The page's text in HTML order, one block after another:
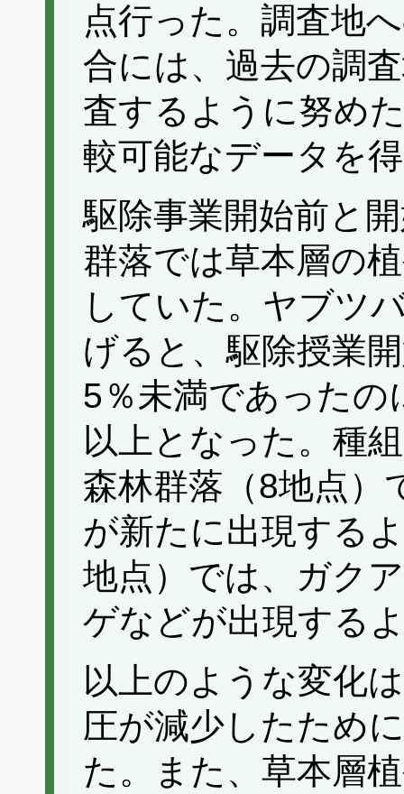
点行った。調査地
合には、過去の調
査するように努め
較可能なデータを
駆除事業開始前と
群落では草本層の
していた。ヤブツ
げると、駆除授業
5％未満であったの
以上となった。種
森林群落（8地点）
が新たに出現する
地点）では、ガク
ゲなどが出現する
以上のような変化
圧が減少したため
た。また、草本層